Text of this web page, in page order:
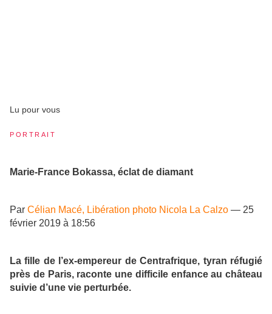
Lu pour vous
PORTRAIT
Marie-France Bokassa, éclat de diamant
Par Célian Macé, Libération photo Nicola La Calzo — 25
février 2019 à 18:56
La fille de l’ex-empereur de Centrafrique, tyran réfugié
près de Paris, raconte une difficile enfance au château
suivie d’une vie perturbée.